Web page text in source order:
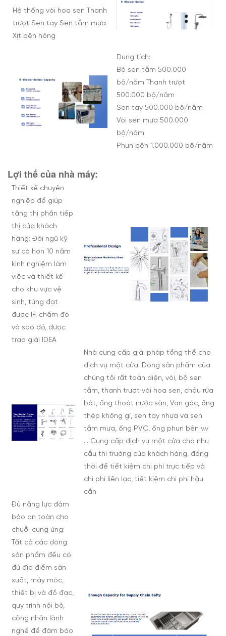
Hệ thống vòi hoa sen Thanh
trượt Sen tay Sen tắm mưa
Xịt bên hông
Dung tích:
Bộ sen tắm 500.000
bộ/năm Thanh trượt
500.000 bộ/năm
Sen tay 500.000 bộ/năm
Vòi sen mưa 500.000
bộ/năm
Phun bên 1.000.000 bộ/năm
Lợi thế của nhà máy:
Thiết kế chuyên
nghiệp để giúp
tăng thị phần tiếp
thị của khách
hàng: Đội ngũ kỹ
sư có hơn 10 năm
kinh nghiệm làm
việc và thiết kế
cho khu vực vệ
sinh, từng đạt
được IF, chấm đỏ
và sao đỏ, được
trao giải IDEA
Nhà cung cấp giải pháp tổng thể cho
dịch vụ một cửa: Dòng sản phẩm của
chúng tôi rất toàn diện, vòi, bộ sen
tắm, thanh trượt vòi hoa sen, chậu rửa
bát, ống thoát nước sàn, Van góc, ống
thép không gỉ, sen tay nhựa và sen
tắm mưa, ống PVC, ống phun bên v.v
... Cung cấp dịch vụ một cửa cho nhu
cầu thị trường của khách hàng, đồng
thời để tiết kiệm chi phí trực tiếp và
chi phí liên lạc, tiết kiệm chi phí hậu
cần
Đủ năng lực đảm
bảo an toàn cho
chuỗi cung ứng:
Tất cả các dòng
sản phẩm đều có
đủ địa điểm sản
xuất, máy móc,
thiết bị và đồ đạc,
quy trình nội bộ,
công nhân lành
nghề để đảm bảo